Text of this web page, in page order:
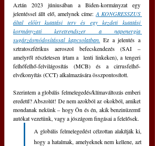
Aztán 2023 júniusában a Biden-kormányzat egy
jelentéssel állt elő, amelynek címe: A KONGRESSZUS
által előírt kutatási terv és egy kezdeti kutatási
kormányzati keretrendszer a napenergia
sugárzásmódosítással kapcsolatban. Ez a jelentés a
sztratoszférikus aeroszol befecskendezés (SAI –
amelyről részletesen írtam a  lenti linkeken), a tengeri
felhőfelhő-felvilágosítás (MCB) és a cirrusfelhő-
elvékonyítás (CCT) alkalmazására összpontosított.
Szerintem a globális felmelegedés/klímaváltozás emberi
eredetű? Abszolút! De nem azokból az okokból, amiket
mondanak nekünk – hogy Ön és én, akik benzinüzemű
autókat vezetünk, vagy a jószágom fingásai a felelősek.
A globális felmelegedést célzottan alakítják ki,
hogy a hatalmak, amelyeknek nem kellene, azt